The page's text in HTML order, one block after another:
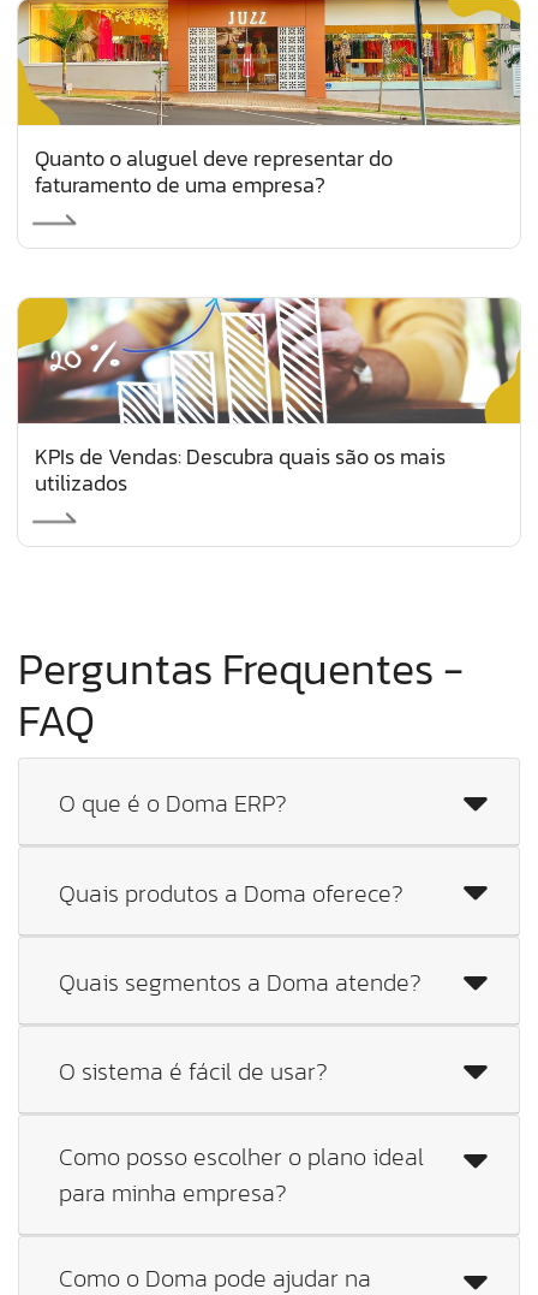
Quanto o aluguel deve representar do
faturamento de uma empresa?
KPIs de Vendas: Descubra quais são os mais
utilizados
Perguntas Frequentes -
FAQ
O que é o Doma ERP?
Quais produtos a Doma oferece?
Quais segmentos a Doma atende?
O sistema é fácil de usar?
Como posso escolher o plano ideal
para minha empresa?
Como o Doma pode ajudar na